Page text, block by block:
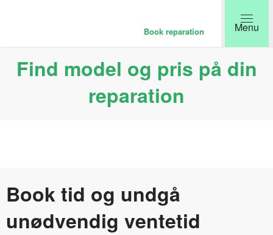
Book reparation
Find model og pris på din
reparation
Book tid og undgå
unødvendig ventetid